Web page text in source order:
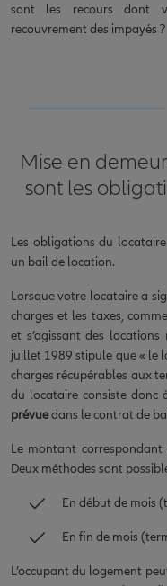
sont les recours dont
recouvrement des impayés ?
Mise en
sont les
Les obligations du
un bail de location.
Lorsque votre locataire a
charges et les taxes,
et s’agissant des
juillet 1989 stipule que « le
charges récupérables aux
du locataire consiste donc
prévuedans le contrat de
Le montant
Deux méthodes sont
En début de mois
En fin de mois
L’occupant du logement